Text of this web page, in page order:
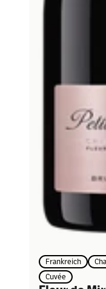
Frankreich
Cuvée